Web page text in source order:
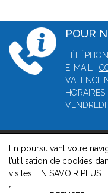
POUR
E-MAIL :
VENDREDI
© 2026, Greffe du
Mentions légales-
En poursuivant votre
l’utilisation de cookies
visites.
EN SAVOIR PLUS